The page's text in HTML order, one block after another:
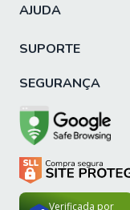
AJUDA
SUPORTE
SEGURANÇA
Verificada por